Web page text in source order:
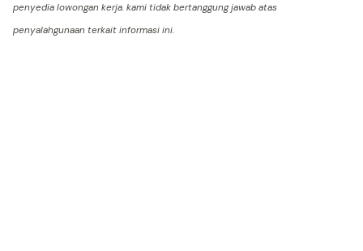
penyedia lowongan kerja. kami tidak bertanggung jawab atas
penyalahgunaan terkait informasi ini.